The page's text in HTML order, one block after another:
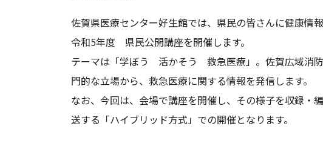
佐賀県医療センター好生館では、県民の皆さんに健康情
令和5年度 県民公開講座を開催します。
テーマは「学ぼう 活かそう 救急医療」。佐賀広域消
門的な立場から、救急医療に関する情報を発信します。
なお、今回は、会場で講座を開催し、その様子を収録・
送する「ハイブリッド方式」での開催となります。